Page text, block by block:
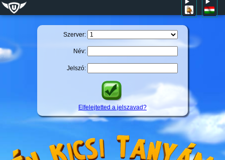
Szerver:
Név:
Jelszó:
Elfelejtetted a jelszavad?